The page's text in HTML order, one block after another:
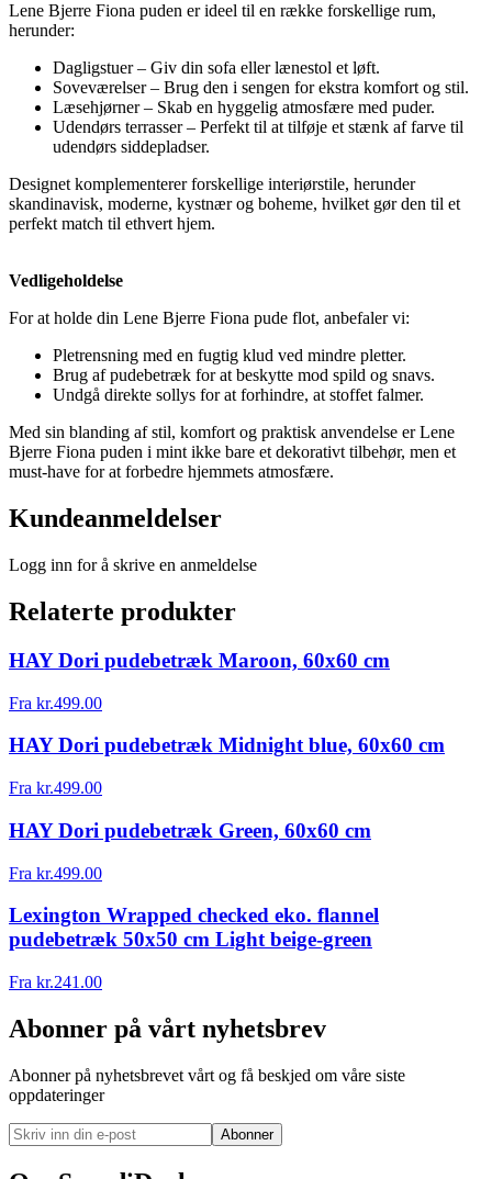
Lene Bjerre Fiona puden er ideel til en række forskellige rum,
herunder:
Dagligstuer – Giv din sofa eller lænestol et løft.
Soveværelser – Brug den i sengen for ekstra komfort og stil.
Læsehjørner – Skab en hyggelig atmosfære med puder.
Udendørs terrasser – Perfekt til at tilføje et stænk af farve til
udendørs siddepladser.
Designet komplementerer forskellige interiørstile, herunder
skandinavisk, moderne, kystnær og boheme, hvilket gør den til et
perfekt match til ethvert hjem.
Vedligeholdelse
For at holde din Lene Bjerre Fiona pude flot, anbefaler vi:
Pletrensning med en fugtig klud ved mindre pletter.
Brug af pudebetræk for at beskytte mod spild og snavs.
Undgå direkte sollys for at forhindre, at stoffet falmer.
Med sin blanding af stil, komfort og praktisk anvendelse er Lene
Bjerre Fiona puden i mint ikke bare et dekorativt tilbehør, men et
must-have for at forbedre hjemmets atmosfære.
Kundeanmeldelser
Logg inn for å skrive en anmeldelse
Relaterte produkter
HAY Dori pudebetræk Maroon, 60x60 cm
Fra kr.499.00
HAY Dori pudebetræk Midnight blue, 60x60 cm
Fra kr.499.00
HAY Dori pudebetræk Green, 60x60 cm
Fra kr.499.00
Lexington Wrapped checked eko. flannel
pudebetræk 50x50 cm Light beige-green
Fra kr.241.00
Abonner på vårt nyhetsbrev
Abonner på nyhetsbrevet vårt og få beskjed om våre siste
oppdateringer
Abonner